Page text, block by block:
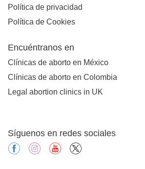
Política de privacidad
Política de Cookies
Encuéntranos en
Clínicas de aborto en México
Clínicas de aborto en Colombia
Legal abortion clinics in UK
Síguenos en redes sociales
facebookinstagramyoutube